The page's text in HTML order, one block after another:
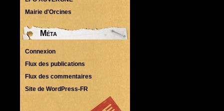
Mairie d'Orcines
Méta
Connexion
Flux des publications
Flux des commentaires
Site de WordPress-FR